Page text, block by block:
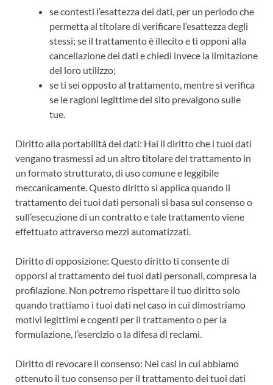
se contesti l’esattezza dei dati, per un periodo che
permetta al titolare di verificare l’esattezza degli
stessi; se il trattamento è illecito e ti opponi alla
cancellazione dei dati e chiedi invece la limitazione
del loro utilizzo;
se ti sei opposto al trattamento, mentre si verifica
se le ragioni legittime del sito prevalgono sulle
tue.
Diritto alla portabilità dei dati: Hai il diritto che i tuoi dati
vengano trasmessi ad un altro titolare del trattamento in
un formato strutturato, di uso comune e leggibile
meccanicamente. Questo diritto si applica quando il
trattamento dei tuoi dati personali si basa sul consenso o
sull’esecuzione di un contratto e tale trattamento viene
effettuato attraverso mezzi automatizzati.
Diritto di opposizione: Questo diritto ti consente di
opporsi al trattamento dei tuoi dati personali, compresa la
profilazione. Non potremo rispettare il tuo diritto solo
quando trattiamo i tuoi dati nel caso in cui dimostriamo
motivi legittimi e cogenti per il trattamento o per la
formulazione, l’esercizio o la difesa di reclami.
Diritto di revocare il consenso: Nei casi in cui abbiamo
ottenuto il tuo consenso per il trattamento dei tuoi dati